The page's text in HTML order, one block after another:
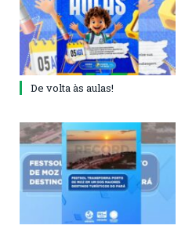
De volta às aulas!